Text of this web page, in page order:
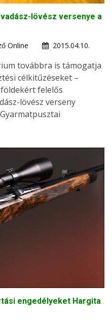
lövész versenye a
Online
2015.04.10.
továbbra is támogatja
célkitűzéseket –
felelős
lövész verseny
engedélyeket Hargita